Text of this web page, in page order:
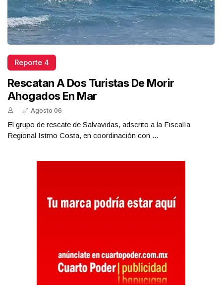
Reporte 4
Rescatan A Dos Turistas De Morir
Ahogados En Mar
Agosto 06
El grupo de rescate de Salvavidas, adscrito a la Fiscalía
Regional Istmo Costa, en coordinación con ...